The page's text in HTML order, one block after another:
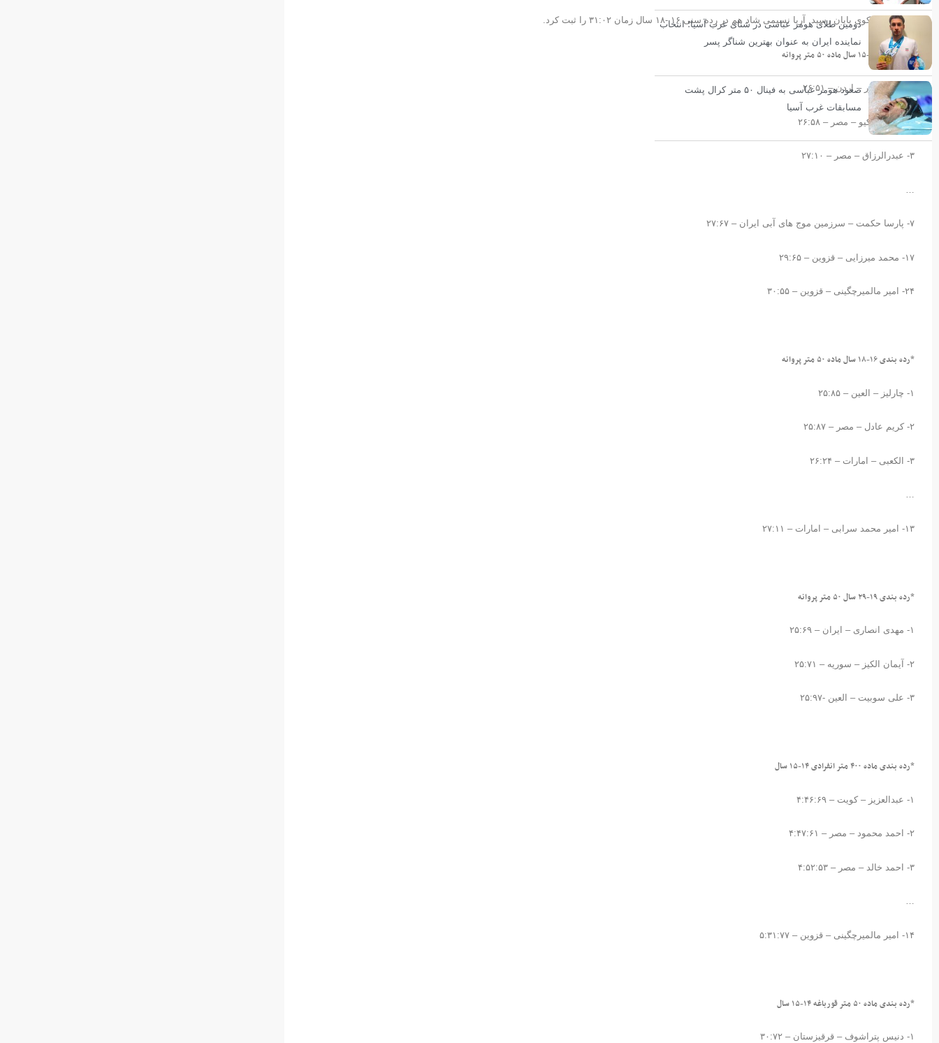
۳۱:۶۵ به سکوی پایان رسید. آریا نسیمی شاد هم در رده سنی ۱۶ -۱۸ سال زمان ۳۱:۰۲ را ثبت کرد.
*رده بندی ۱۴-۱۵ سال ماده ۵۰ متر پروانه
۲- ولید شولکیو – مصر – ۲۶:۵۸
۳- عبدرالرزاق – مصر – ۲۷:۱۰
۷- پارسا حکمت – سرزمین موج های آبی ایران – ۲۷:۶۷
۱۷- محمد میرزایی – قزوین – ۲۹:۶۵
۲۴- امیر مالمیرچگینی – قزوین – ۳۰:۵۵
*رده بندی ۱۶-۱۸ سال ماده ۵۰ متر پروانه
۱- چارلیز – العین – ۲۵:۸۵
۲- کریم عادل – مصر – ۲۵:۸۷
۳- الکعبی – امارات – ۲۶:۲۴
…
۱۳- امیر محمد سرابی – امارات – ۲۷:۱۱
*رده بندی ۱۹-۲۹ سال ۵۰ متر پروانه
۱- مهدی انصاری – ایران – ۲۵:۶۹
۲- آیمان الکیز – سوریه – ۲۵:۷۱
۳- علی سوبیت – العین -۲۵:۹۷
*رده بندی ماده ۴۰۰ متر انفرادی ۱۴-۱۵ سال
۱- عبدالعزیز – کویت – ۴:۴۶:۶۹
۲- احمد محمود – مصر – ۴:۴۷:۶۱
۳- احمد خالد – مصر – ۴:۵۲:۵۳
…
۱۴- امیر مالمیرچگینی – قزوین – ۵:۳۱:۷۷
*رده بندی ماده ۵۰ متر قورباغه ۱۴-۱۵ سال
۱- دنیس پتراشوف – قرقیزستان – ۳۰:۷۲
دومین طلای هومر عباسی در شنای غرب آسیا؛ انتخاب
نماینده ایران به عنوان بهترین شناگر پسر
صعود هومر عباسی به فینال ۵۰ متر کرال پشت
مسابقات غرب آسیا